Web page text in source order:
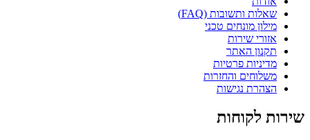
שאלות ותשובות (FAQ)
מילון מונחים טכני
אזורי שירות
תקנון האתר
מדיניות פרטיות
משלוחים והחזרות
הצהרת נגישות
שירות לקוחות